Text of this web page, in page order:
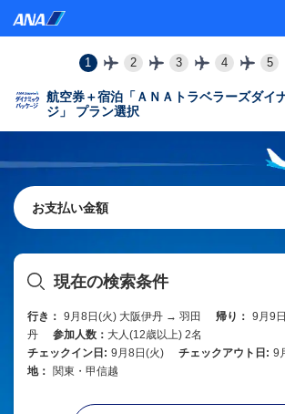
1 2 3 4 5
航空券＋宿泊「ＡＮＡトラベラーズダイ
ジ」 プラン選択
お支払い金額
現在の検索条件
行き： 9月8日(火) 大阪伊丹 → 羽田 帰り： 9月9
丹
参加人数： 大人(12歳以上) 2名
チェックイン日: 9月8日(火) チェックアウト日: 9
地：
関東・甲信越